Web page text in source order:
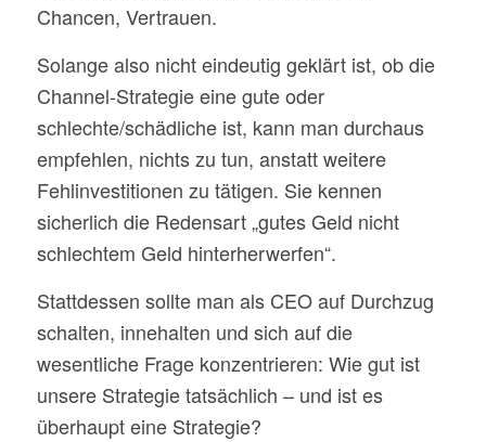
Chancen, Vertrauen.
Solange also nicht eindeutig geklärt ist, ob die
Channel-Strategie eine gute oder
schlechte/schädliche ist, kann man durchaus
empfehlen, nichts zu tun, anstatt weitere
Fehlinvestitionen zu tätigen. Sie kennen
sicherlich die Redensart „gutes Geld nicht
schlechtem Geld hinterherwerfen“.
Stattdessen sollte man als CEO auf Durchzug
schalten, innehalten und sich auf die
wesentliche Frage konzentrieren: Wie gut ist
unsere Strategie tatsächlich – und ist es
überhaupt eine Strategie?